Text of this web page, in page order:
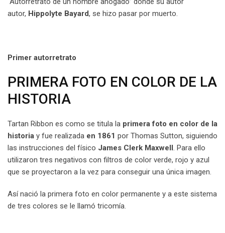
autor, Hippolyte Bayard, se hizo pasar por muerto.
Primer autorretrato
PRIMERA FOTO EN COLOR DE LA
HISTORIA
Tartan Ribbon es como se titula la primera foto en color de la
historia y fue realizada en 1861 por Thomas Sutton, siguiendo
las instrucciones del físico James Clerk Maxwell. Para ello
utilizaron tres negativos con filtros de color verde, rojo y azul
que se proyectaron a la vez para conseguir una única imagen.
Así nació la primera foto en color permanente y a este sistema
de tres colores se le llamó tricomía.